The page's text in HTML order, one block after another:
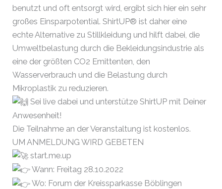
benutzt und oft entsorgt wird, ergibt sich hier ein sehr
großes Einsparpotential. ShirtUP® ist daher eine
echte Alternative zu Stillkleidung und hilft dabei, die
Umweltbelastung durch die Bekleidungsindustrie als
eine der größten CO2 Emittenten, den
Wasserverbrauch und die Belastung durch
Mikroplastik zu reduzieren.
Sei live dabei und unterstütze ShirtUP mit Deiner
Anwesenheit!
Die Teilnahme an der Veranstaltung ist kostenlos.
UM ANMELDUNG WIRD GEBETEN
start.me.up
Wann: Freitag 28.10.2022
Wo: Forum der Kreissparkasse Böblingen